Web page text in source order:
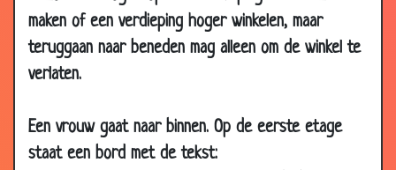
maken of een verdieping hoger winkelen, maar
teruggaan naar beneden mag alleen om de winkel te
verlaten.
Een vrouw gaat naar binnen. Op de eerste etage
staat een bord met de tekst: